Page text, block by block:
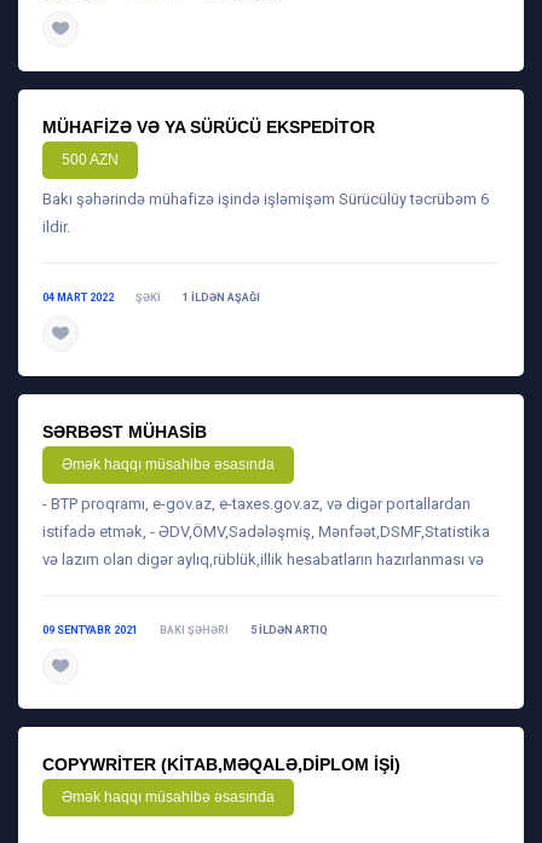
MÜHAFIZƏ VƏ YA SÜRÜCÜ EKSPEDITOR
500 AZN
Bakı şəhərində mühafizə işində işləmişəm Sürücülüy təcrübəm 6
ildir.
04 MART 2022 ŞƏKI 1 ILDƏN AŞAĞI
SƏRBƏST MÜHASIB
Əmək haqqı müsahibə əsasında
- BTP proqramı, e-gov.az, e-taxes.gov.az, və digər portallardan
istifadə etmək, - ƏDV,ÖMV,Sadələşmiş, Mənfəət,DSMF,Statistika
və lazım olan digər aylıq,rüblük,illik hesabatların hazırlanması və
09 SENTYABR 2021 BAKI ŞƏHƏRI 5 ILDƏN ARTIQ
COPYWRITER (KITAB,MƏQALƏ,DIPLOM IŞI)
Əmək haqqı müsahibə əsasında